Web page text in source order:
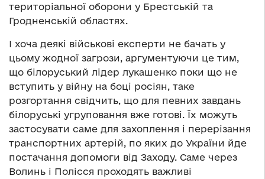
територіальної оборони у Брестській та
Гродненській областях.
І хоча деякі військові експерти не бачать у
цьому жодної загрози, аргументуючи це тим,
що білоруський лідер лукашенко поки що не
вступить у війну на боці росіян, таке
розгортання свідчить, що для певних завдань
білоруські угруповання вже готові. Їх можуть
застосувати саме для захоплення і перерізання
транспортних артерій, по яких до України йде
постачання допомоги від Заходу. Саме через
Волинь і Полісся проходять важливі